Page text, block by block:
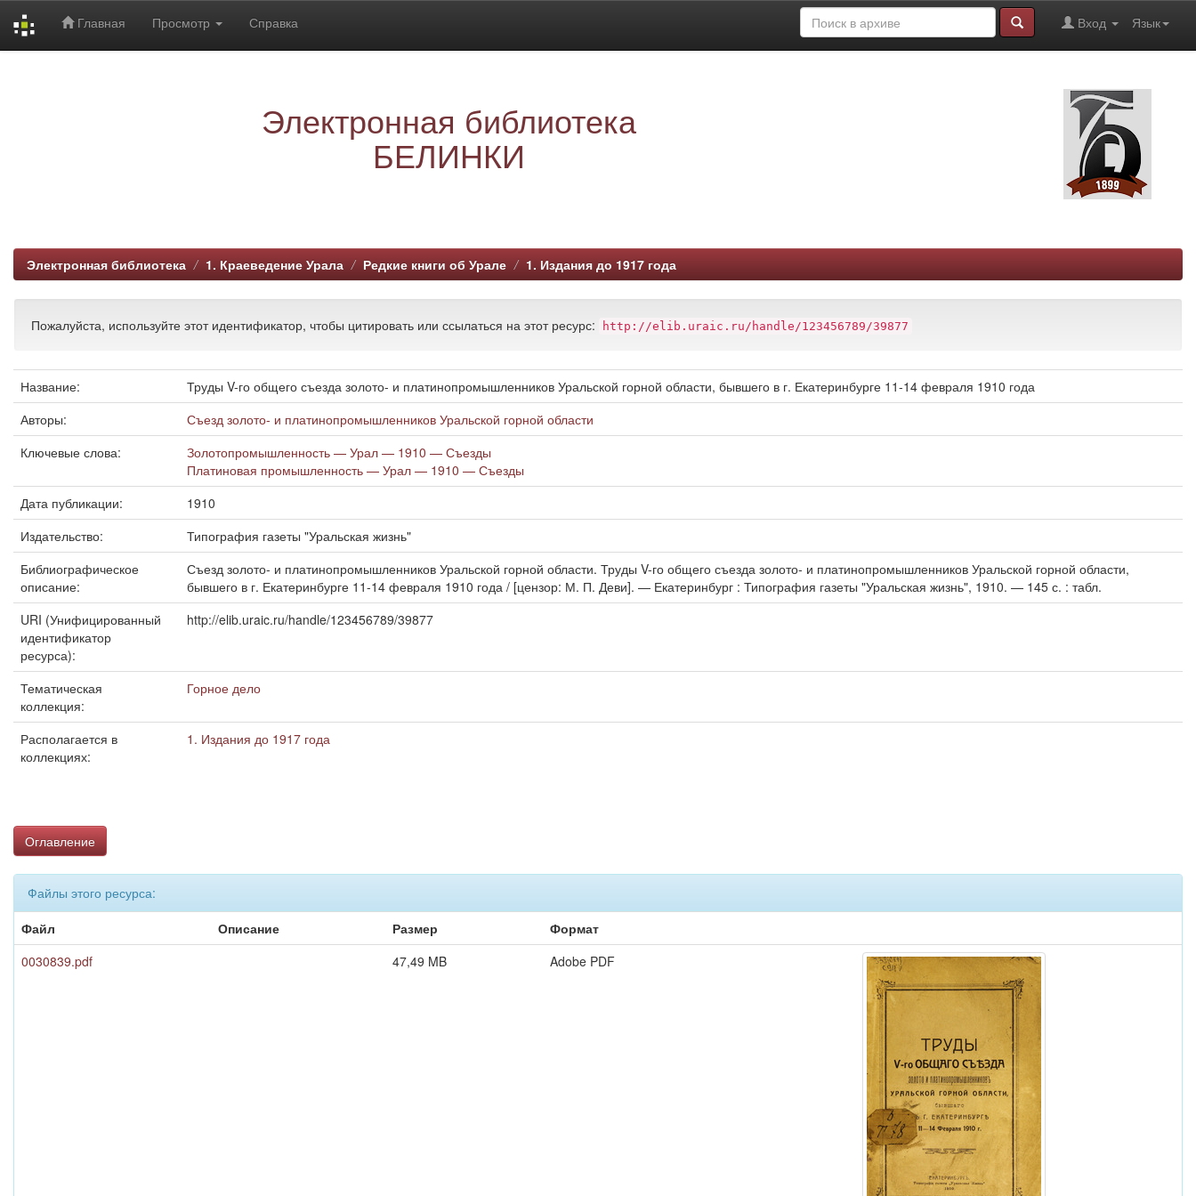
Главная Просмотр Справка Язык
Вход
Электронная библиотека
БЕЛИНКИ
Электронная библиотека 1. Краеведение Урала Редкие книги об Урале 1. Издания до 1917 года
Пожалуйста, используйте этот идентификатор, чтобы цитировать или ссылаться на этот ресурс: http://elib.uraic.ru/handle/123456789/39877
Название:
Труды V-го общего съезда золото- и платинопромышленников Уральской горной области, бывшего в г. Екатеринбурге 11-14 февраля 1910 года
Авторы:
Съезд золото- и платинопромышленников Уральской горной области
Ключевые слова:
Золотопромышленность — Урал — 1910 — Съезды
Платиновая промышленность — Урал — 1910 — Съезды
Дата публикации:
1910
Издательство:
Типография газеты "Уральская жизнь"
Библиографическое
описание:
Съезд золото- и платинопромышленников Уральской горной области. Труды V-го общего съезда золото- и платинопромышленников Уральской горной области,
бывшего в г. Екатеринбурге 11-14 февраля 1910 года / [цензор: М. П. Деви]. — Екатеринбург : Типография газеты "Уральская жизнь", 1910. — 145 с. : табл.
URI (Унифицированный
идентификатор
ресурса):
http://elib.uraic.ru/handle/123456789/39877
Тематическая
коллекция:
Горное дело
Располагается в
коллекциях:
1. Издания до 1917 года
Оглавление
Файлы этого ресурса:
Файл
Описание Размер
Формат
0030839.pdf
47,49 MB Adobe PDF